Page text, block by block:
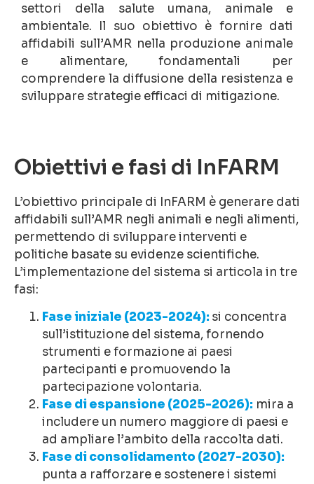
settori della salute umana, animale e
ambientale. Il suo obiettivo è fornire dati
affidabili sull’AMR nella produzione animale
e alimentare, fondamentali per
comprendere la diffusione della resistenza e
sviluppare strategie efficaci di mitigazione.
Obiettivi e fasi di InFARM
L’obiettivo principale di InFARM è generare dati
affidabili sull’AMR negli animali e negli alimenti,
permettendo di sviluppare interventi e
politiche basate su evidenze scientifiche.
L’implementazione del sistema si articola in tre
fasi:
Fase iniziale (2023-2024):si concentra
sull’istituzione del sistema, fornendo
strumenti e formazione ai paesi
partecipanti e promuovendo la
partecipazione volontaria.
Fase di espansione (2025-2026): mira a
includere un numero maggiore di paesi e
ad ampliare l’ambito della raccolta dati.
Fase di consolidamento (2027-2030):
punta a rafforzare e sostenere i sistemi